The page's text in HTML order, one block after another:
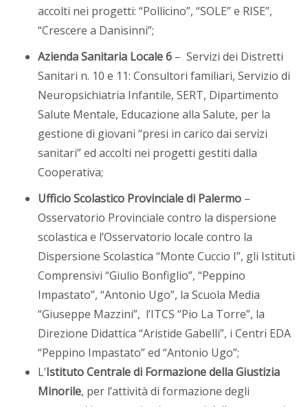
accolti nei progetti: “Pollicino”, “SOLE” e RISE”,
“Crescere a Danisinni”;
Azienda Sanitaria Locale 6 – Servizi dei Distretti
Sanitari n. 10 e 11: Consultori familiari, Servizio di
Neuropsichiatria Infantile, SERT, Dipartimento
Salute Mentale, Educazione alla Salute, per la
gestione di giovani “presi in carico dai servizi
sanitari” ed accolti nei progetti gestiti dalla
Cooperativa;
Ufficio Scolastico Provinciale di Palermo –
Osservatorio Provinciale contro la dispersione
scolastica e l’Osservatorio locale contro la
Dispersione Scolastica “Monte Cuccio I”, gli Istituti
Comprensivi “Giulio Bonfiglio”, “Peppino
Impastato”, “Antonio Ugo”, la Scuola Media
“Giuseppe Mazzini”, l’ITCS “Pio La Torre”, la
Direzione Didattica “Aristide Gabelli”, i Centri EDA
“Peppino Impastato” ed “Antonio Ugo”;
L’Istituto Centrale di Formazione della Giustizia
Minorile, per l’attività di formazione degli